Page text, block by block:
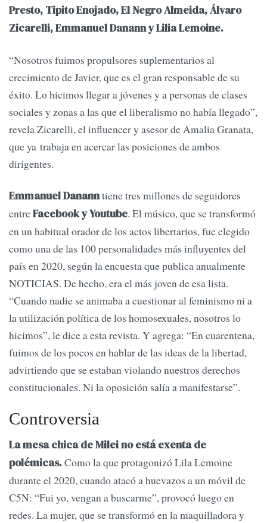
Presto, Tipito Enojado, El Negro Almeida, Álvaro
Zicarelli, Emmanuel Danann y Lilia Lemoine.
“Nosotros fuimos propulsores suplementarios al
crecimiento de Javier, que es el gran responsable de su
éxito. Lo hicimos llegar a jóvenes y a personas de clases
sociales y zonas a las que el liberalismo no había llegado”,
revela Zicarelli, el influencer y asesor de Amalia Granata,
que ya trabaja en acercar las posiciones de ambos
dirigentes.
Emmanuel Dananntiene tres millones de seguidores
entreFacebook y Youtube. El músico, que se transformó
en un habitual orador de los actos libertarios, fue elegido
como una de las 100 personalidades más influyentes del
país en 2020, según la encuesta que publica anualmente
NOTICIAS. De hecho, era el más joven de esa lista.
“Cuando nadie se animaba a cuestionar al feminismo ni a
la utilización política de los homosexuales, nosotros lo
hicimos”, le dice a esta revista. Y agrega: “En cuarentena,
fuimos de los pocos en hablar de las ideas de la libertad,
advirtiendo que se estaban violando nuestros derechos
constitucionales. Ni la oposición salía a manifestarse”.
Controversia
La mesa chica de Milei no está exenta de
polémicas.Como la que protagonizó Lila Lemoine
durante el 2020, cuando atacó a huevazos a un móvil de
C5N: “Fui yo, vengan a buscarme”, provocó luego en
redes. La mujer, que se transformó en la maquilladora y